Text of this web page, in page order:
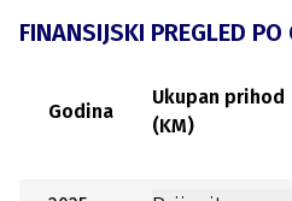
FINANSIJSKI PREGLED
Godina
Ukupan prihod
(KM)